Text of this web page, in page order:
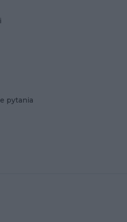
pytania